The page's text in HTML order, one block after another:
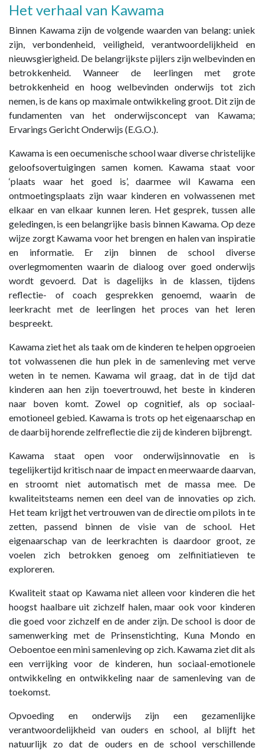
Het verhaal van Kawama
Binnen Kawama zijn de volgende waarden van belang: uniek
zijn, verbondenheid, veiligheid, verantwoordelijkheid en
nieuwsgierigheid. De belangrijkste pijlers zijn welbevinden en
betrokkenheid. Wanneer de leerlingen met grote
betrokkenheid en hoog welbevinden onderwijs tot zich
nemen, is de kans op maximale ontwikkeling groot. Dit zijn de
fundamenten van het onderwijsconcept van Kawama;
Ervarings Gericht Onderwijs (E.G.O.).
Kawama is een oecumenische school waar diverse christelijke
geloofsovertuigingen samen komen. Kawama staat voor
‘plaats waar het goed is’, daarmee wil Kawama een
ontmoetingsplaats zijn waar kinderen en volwassenen met
elkaar en van elkaar kunnen leren. Het gesprek, tussen alle
geledingen, is een belangrijke basis binnen Kawama. Op deze
wijze zorgt Kawama voor het brengen en halen van inspiratie
en informatie. Er zijn binnen de school diverse
overlegmomenten waarin de dialoog over goed onderwijs
wordt gevoerd. Dat is dagelijks in de klassen, tijdens
reflectie- of coach gesprekken genoemd, waarin de
leerkracht met de leerlingen het proces van het leren
bespreekt.
Kawama ziet het als taak om de kinderen te helpen opgroeien
tot volwassenen die hun plek in de samenleving met verve
weten in te nemen. Kawama wil graag, dat in de tijd dat
kinderen aan hen zijn toevertrouwd, het beste in kinderen
naar boven komt. Zowel op cognitief, als op sociaal-
emotioneel gebied. Kawama is trots op het eigenaarschap en
de daarbij horende zelfreflectie die zij de kinderen bijbrengt.
Kawama staat open voor onderwijsinnovatie en is
tegelijkertijd kritisch naar de impact en meerwaarde daarvan,
en stroomt niet automatisch met de massa mee. De
kwaliteitsteams nemen een deel van de innovaties op zich.
Het team krijgt het vertrouwen van de directie om pilots in te
zetten, passend binnen de visie van de school. Het
eigenaarschap van de leerkrachten is daardoor groot, ze
voelen zich betrokken genoeg om zelfinitiatieven te
exploreren.
Kwaliteit staat op Kawama niet alleen voor kinderen die het
hoogst haalbare uit zichzelf halen, maar ook voor kinderen
die goed voor zichzelf en de ander zijn. De school is door de
samenwerking met de Prinsenstichting, Kuna Mondo en
Oeboentoe een mini samenleving op zich. Kawama ziet dit als
een verrijking voor de kinderen, hun sociaal-emotionele
ontwikkeling en ontwikkeling naar de samenleving van de
toekomst.
Opvoeding en onderwijs zijn een gezamenlijke
verantwoordelijkheid van ouders en school, al blijft het
natuurlijk zo dat de ouders en de school verschillende